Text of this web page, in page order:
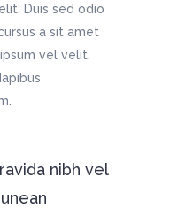
Duis sed odio
a sit amet
vel velit.
nibh vel